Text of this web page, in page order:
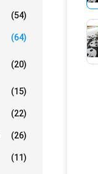
(54)
(64)
(20)
(15)
(22)
(26)
(11)